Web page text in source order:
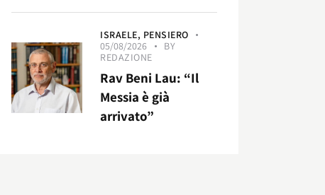
ISRAELE, PENSIERO
05/08/2026
BY
REDAZIONE
Rav Beni Lau: “Il
Messia è già
arrivato”